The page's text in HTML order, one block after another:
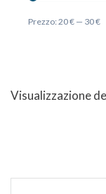
Prezzo:20 € — 30 €
Visualizzazione